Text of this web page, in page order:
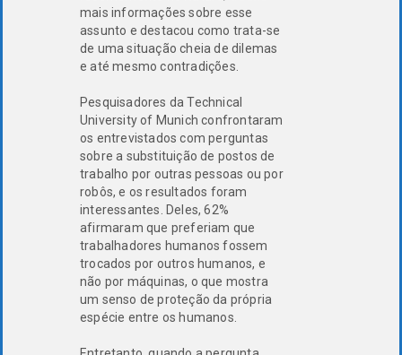
mais informações sobre esse
assunto e destacou como trata-se
de uma situação cheia de dilemas
e até mesmo contradições.
Pesquisadores da Technical
University of Munich confrontaram
os entrevistados com perguntas
sobre a substituição de postos de
trabalho por outras pessoas ou por
robôs, e os resultados foram
interessantes. Deles, 62%
afirmaram que preferiam que
trabalhadores humanos fossem
trocados por outros humanos, e
não por máquinas, o que mostra
um senso de proteção da própria
espécie entre os humanos.